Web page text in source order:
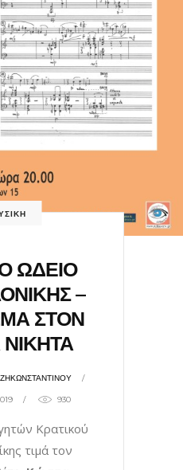
ΩΔΕΙΟ
–
ΣΤΟΝ
930
Κρατικού
τιμά τον